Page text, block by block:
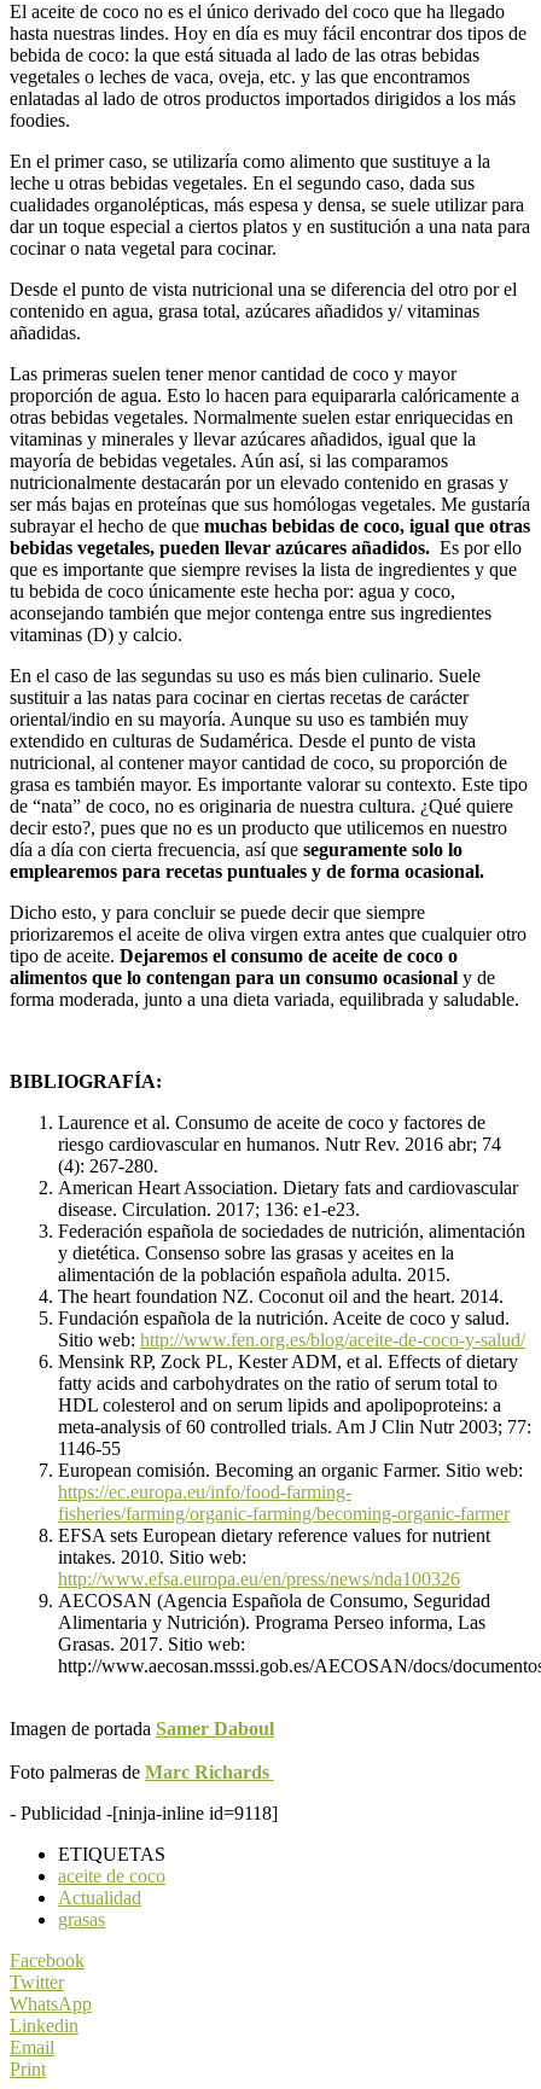
El aceite de coco no es el único derivado del coco que ha llegado
hasta nuestras lindes. Hoy en día es muy fácil encontrar dos tipos de
bebida de coco: la que está situada al lado de las otras bebidas
vegetales o leches de vaca, oveja, etc. y las que encontramos
enlatadas al lado de otros productos importados dirigidos a los más
foodies.
En el primer caso, se utilizaría como alimento que sustituye a la
leche u otras bebidas vegetales. En el segundo caso, dada sus
cualidades organolépticas, más espesa y densa, se suele utilizar para
dar un toque especial a ciertos platos y en sustitución a una nata para
cocinar o nata vegetal para cocinar.
Desde el punto de vista nutricional una se diferencia del otro por el
contenido en agua, grasa total, azúcares añadidos y/ vitaminas
añadidas.
Las primeras suelen tener menor cantidad de coco y mayor
proporción de agua. Esto lo hacen para equipararla calóricamente a
otras bebidas vegetales. Normalmente suelen estar enriquecidas en
vitaminas y minerales y llevar azúcares añadidos, igual que la
mayoría de bebidas vegetales. Aún así, si las comparamos
nutricionalmente destacarán por un elevado contenido en grasas y
ser más bajas en proteínas que sus homólogas vegetales. Me gustaría
subrayar el hecho de que muchas bebidas de coco, igual que otras
bebidas vegetales, pueden llevar azúcares añadidos. Es por ello
que es importante que siempre revises la lista de ingredientes y que
tu bebida de coco únicamente este hecha por: agua y coco,
aconsejando también que mejor contenga entre sus ingredientes
vitaminas (D) y calcio.
En el caso de las segundas su uso es más bien culinario. Suele
sustituir a las natas para cocinar en ciertas recetas de carácter
oriental/indio en su mayoría. Aunque su uso es también muy
extendido en culturas de Sudamérica. Desde el punto de vista
nutricional, al contener mayor cantidad de coco, su proporción de
grasa es también mayor. Es importante valorar su contexto. Este tipo
de “nata” de coco, no es originaria de nuestra cultura. ¿Qué quiere
decir esto?, pues que no es un producto que utilicemos en nuestro
día a día con cierta frecuencia, así que seguramente solo lo
emplearemos para recetas puntuales y de forma ocasional.
Dicho esto, y para concluir se puede decir que siempre
priorizaremos el aceite de oliva virgen extra antes que cualquier otro
tipo de aceite. Dejaremos el consumo de aceite de coco o
alimentos que lo contengan para un consumo ocasional y de
forma moderada, junto a una dieta variada, equilibrada y saludable.
BIBLIOGRAFÍA:
Laurence et al. Consumo de aceite de coco y factores de
riesgo cardiovascular en humanos. Nutr Rev. 2016 abr; 74
(4): 267-280.
American Heart Association. Dietary fats and cardiovascular
disease. Circulation. 2017; 136: e1-e23.
Federación española de sociedades de nutrición, alimentación
y dietética. Consenso sobre las grasas y aceites en la
alimentación de la población española adulta. 2015.
The heart foundation NZ. Coconut oil and the heart. 2014.
Fundación española de la nutrición. Aceite de coco y salud.
Sitio web: http://www.fen.org.es/blog/aceite-de-coco-y-salud/
Mensink RP, Zock PL, Kester ADM, et al. Effects of dietary
fatty acids and carbohydrates on the ratio of serum total to
HDL colesterol and on serum lipids and apolipoproteins: a
meta-analysis of 60 controlled trials. Am J Clin Nutr 2003; 77:
1146-55
European comisión. Becoming an organic Farmer. Sitio web:
https://ec.europa.eu/info/food-farming-
fisheries/farming/organic-farming/becoming-organic-farmer
EFSA sets European dietary reference values for nutrient
intakes. 2010. Sitio web:
http://www.efsa.europa.eu/en/press/news/nda100326
AECOSAN (Agencia Española de Consumo, Seguridad
Alimentaria y Nutrición). Programa Perseo informa, Las
Grasas. 2017. Sitio web:
http://www.aecosan.msssi.gob.es/AECOSAN/docs/
Imagen de portada Samer Daboul
Foto palmeras de Marc Richards
- Publicidad -[ninja-inline id=9118]
ETIQUETAS
aceite de coco
Actualidad
grasas
Facebook
Twitter
WhatsApp
Linkedin
Email
Print